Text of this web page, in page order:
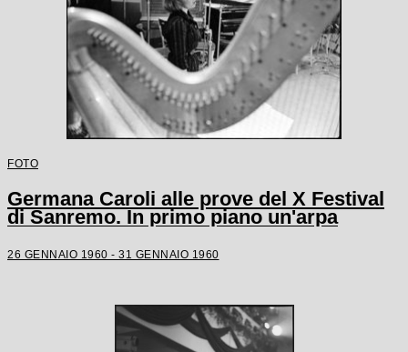
FOTO
Germana Caroli alle prove del X Festival
di Sanremo. In primo piano un'arpa
26 GENNAIO 1960 - 31 GENNAIO 1960